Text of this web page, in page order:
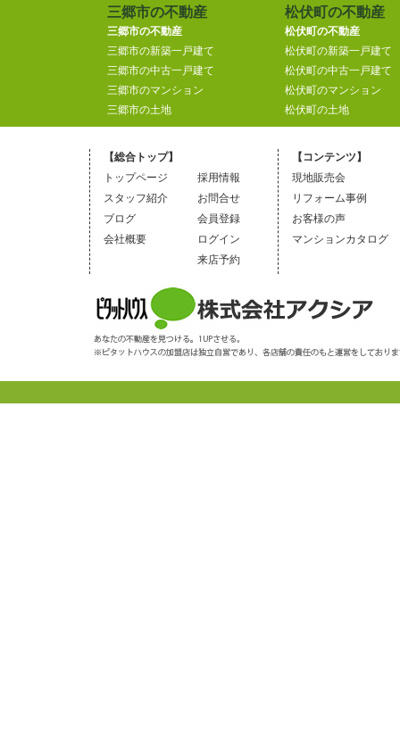
三郷市の不動産
三郷市の不動産
三郷市の新築一戸建て
三郷市の中古一戸建て
三郷市のマンション
三郷市の土地
松伏町の不動産
松伏町の不動産
松伏町の新築一戸建て
松伏町の中古一戸建て
松伏町のマンション
松伏町の土地
【総合トップ】
トップページ
スタッフ紹介
ブログ
会社概要
採用情報
お問合せ
会員登録
ログイン
来店予約
【コンテンツ】
現地販売会
リフォーム事例
お客様の声
マンションカタログ